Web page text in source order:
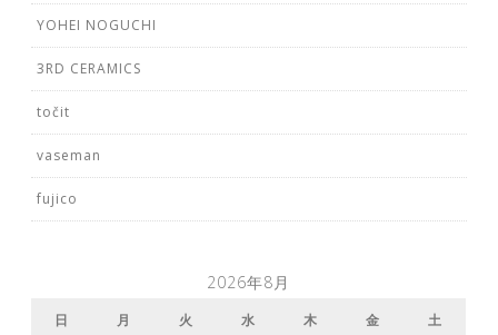
YOHEI NOGUCHI
3RD CERAMICS
točit
vaseman
fujico
2026年8月
日 月 火 水 木 金 土